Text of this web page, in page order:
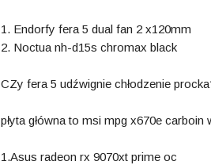
1. Endorfy fera 5 dual fan 2 x120mm
2. Noctua nh-d15s chromax black
CZy fera 5 udźwignie chłodzenie
płyta główna to msi mpg x670e
1.Asus radeon rx 9070xt prime oc